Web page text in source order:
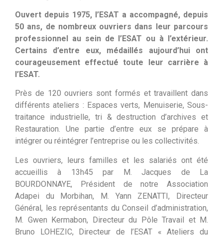
Ouvert depuis 1975, l’ESAT a accompagné, depuis
50 ans, de nombreux ouvriers dans leur parcours
professionnel au sein de l’ESAT ou à l’extérieur.
Certains d’entre eux, médaillés aujourd’hui ont
courageusement effectué toute leur carrière à
l’ESAT.
Près de 120 ouvriers sont formés et travaillent dans
différents ateliers : Espaces verts, Menuiserie, Sous-
traitance industrielle, tri & destruction d’archives et
Restauration. Une partie d’entre eux se prépare à
intégrer ou réintégrer l’entreprise ou les collectivités.
Les ouvriers, leurs familles et les salariés ont été
accueillis à 13h45 par M. Jacques de La
BOURDONNAYE, Président de notre Association
Adapei du Morbihan, M. Yann ZENATTI, Directeur
Général, les représentants du Conseil d’administration,
M. Gwen Kermabon, Directeur du Pôle Travail et M.
Bruno LOHEZIC, Directeur de l’ESAT « Ateliers du